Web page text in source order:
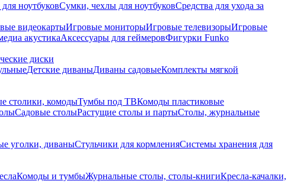
ноутбуковСумки, чехлы для ноутбуковСредства для ухода за
видеокартыИгровые мониторыИгровые телевизорыИгровые
акустикаАксессуары для геймеровФигурки Funko
диски
Детские диваныДиваны садовыеКомплекты мягкой
столики, комодыТумбы под ТВКомоды пластиковые
Садовые столыРастущие столы и партыСтолы, журнальные
уголки, диваныСтульчики для кормленияСистемы хранения для
Комоды и тумбыЖурнальные столы, столы-книгиКресла-качалки,